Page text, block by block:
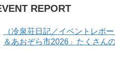
REPORT
（冷泉荘日記／イベントレポ
＆あおぞら市2026」たくさん